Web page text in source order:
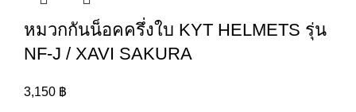
หมวกกันน็อคครึ่งใบ KYT HELMETS รุ่น
NF-J / XAVI SAKURA
3,150 ฿